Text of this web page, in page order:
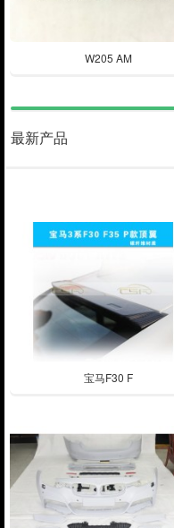
W205 AM
最新产品
宝马F30 F